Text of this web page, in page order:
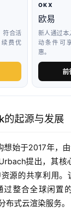
符合活
费优
OKX
欧易
新人通过本
动条件可
惠。
前
起源与发展
始于2017年，
提出，其核
源的共享利用。
过整合全球闲置
布式云渲染服务。